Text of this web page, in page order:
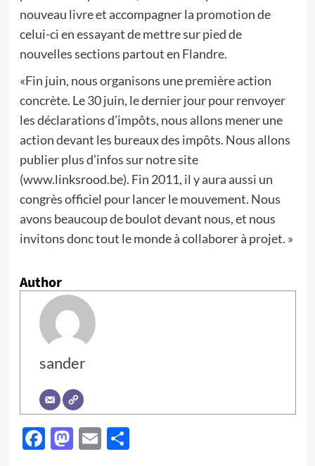
nouveau livre et accompagner la promotion de
celui-ci en essayant de mettre sur pied de
nouvelles sections partout en Flandre.
«Fin juin, nous organisons une première action
concrète. Le 30 juin, le dernier jour pour renvoyer
les déclarations d’impôts, nous allons mener une
action devant les bureaux des impôts. Nous allons
publier plus d’infos sur notre site
(www.linksrood.be). Fin 2011, il y aura aussi un
congrès officiel pour lancer le mouvement. Nous
avons beaucoup de boulot devant nous, et nous
invitons donc tout le monde à collaborer à projet. »
Author
sander
Facebook
Mastodon
EmailPartager